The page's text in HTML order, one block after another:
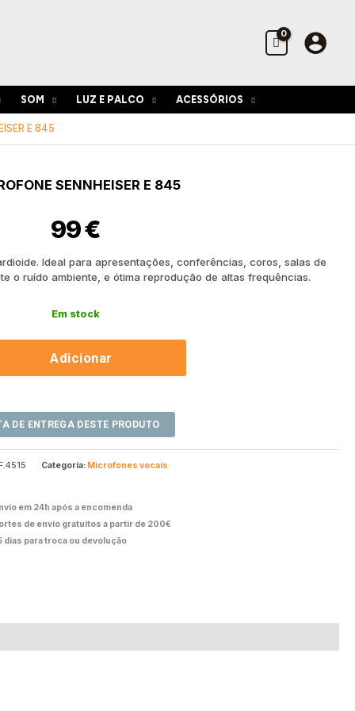
SOM LUZ E PALCO ACESSÓRIOS
E 845
SENNHEISER E 845
99€
Ideal para apresentações, conferências, coros, salas de
o ruído ambiente, e ótima reprodução de altas frequências.
Em stock
Adicionar
Categoria: Microfones vocais
em 24h após a encomenda
de envio gratuitos a partir de 200€
dias para troca ou devolução